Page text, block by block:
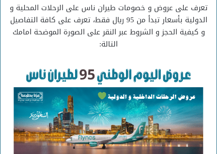
تعرف على عروض و خصومات طيران ناس على الرحلات المحلية و
الدولية بأسعار تبدأ من 95 ريال فقط، تعرف على كافة التفاصيل
و كيفية الحجز و الشروط عبر النقر على الصورة الموضحة امامك
التالة: